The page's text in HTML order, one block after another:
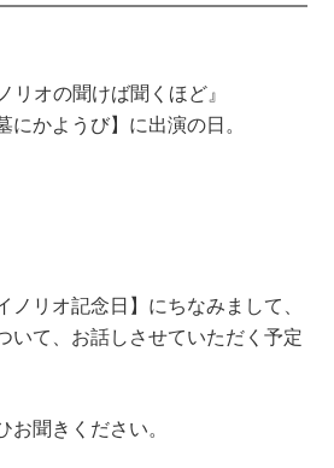
リオの聞けば聞くほど』
にかようび】に出演の日。
ノリオ記念日】にちなみまして、
いて、お話しさせていただく予定
お聞きください。